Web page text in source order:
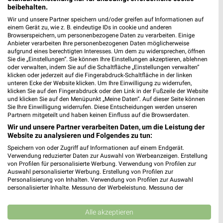
Angebote ab 08.08.
Gültig bis Fr. 14.08. Gültig bis Fr. 14.08.
XXXLutz
17 km
JYSK
3,5 km
Gültig bis Sa. 15.08.
beibehalten.
Wir und unsere Partner speichern und/oder greifen auf Informationen auf
einem Gerät zu, wie z. B. eindeutige IDs in cookie und anderen
Browserspeichern, um personenbezogene Daten zu verarbeiten. Einige
Anbieter verarbeiten Ihre personenbezogenen Daten möglicherweise
aufgrund eines berechtigten Interesses. Um dem zu widersprechen, öffnen
Sie die „Einstellungen“. Sie können Ihre Einstellungen akzeptieren, ablehnen
oder verwalten, indem Sie auf die Schaltfläche „Einstellungen verwalten“
klicken oder jederzeit auf die Fingerabdruck-Schaltfläche in der linken
unteren Ecke der Website klicken. Um Ihre Einwilligung zu widerrufen,
klicken Sie auf den Fingerabdruck oder den Link in der Fußzeile der Website
und klicken Sie auf den Menüpunkt „Meine Daten“. Auf dieser Seite können
Sie Ihre Einwilligung widerrufen. Diese Entscheidungen werden unseren
Partnern mitgeteilt und haben keinen Einfluss auf die Browserdaten.
Wir und unsere Partner verarbeiten Daten, um die Leistung der
Website zu analysieren und Folgendes zu tun:
Speichern von oder Zugriff auf Informationen auf einem Endgerät.
Verwendung reduzierter Daten zur Auswahl von Werbeanzeigen. Erstellung
von Profilen für personalisierte Werbung. Verwendung von Profilen zur
Auswahl personalisierter Werbung. Erstellung von Profilen zur
Personalisierung von Inhalten. Verwendung von Profilen zur Auswahl
personalisierter Inhalte. Messung der Werbeleistung. Messung der
Kombinationen von Daten aus verschiedenen Quellen. Entwicklung und
Verbesserung der Angebote. Verwendung reduzierter Daten zur Auswahl
von Inhalten.
Alle akzeptieren